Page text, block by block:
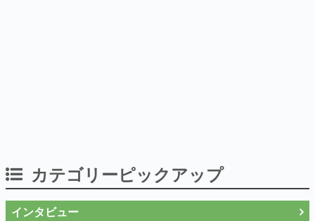
カテゴリーピックアップ
インタビュー